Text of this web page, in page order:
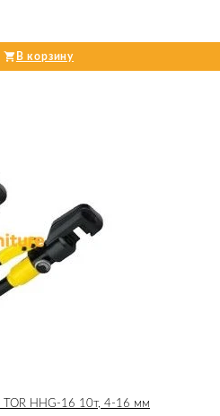
В корзину
TOR HHG-16 10т, 4-16 мм